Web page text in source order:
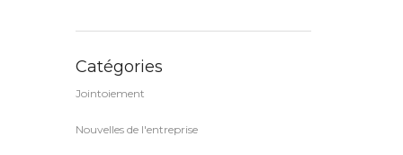
Catégories
Jointoiement
Nouvelles de l'entreprise